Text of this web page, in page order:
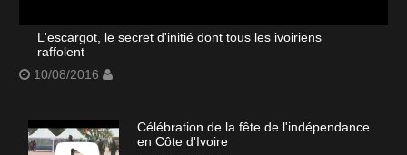
L'escargot, le secret d'initié dont tous les ivoiriens
raffolent
10/08/2016
Célébration de la fête de l'indépendance
en Côte d'Ivoire